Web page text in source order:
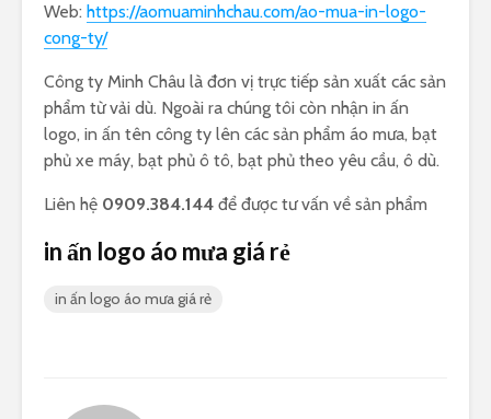
Web: https://aomuaminhchau.com/ao-mua-in-logo-
cong-ty/
Công ty Minh Châu là đơn vị trực tiếp sản xuất các sản
phẩm từ vải dù. Ngoài ra chúng tôi còn nhận in ấn
logo, in ấn tên công ty lên các sản phẩm áo mưa, bạt
phủ xe máy, bạt phủ ô tô, bạt phủ theo yêu cầu, ô dù.
Liên hệ 0909.384.144 để được tư vấn về sản phẩm
in ấn logo áo mưa giá rẻ
in ấn logo áo mưa giá rẻ